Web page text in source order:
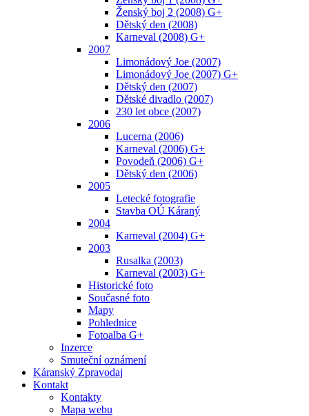
Ženský boj 2 (2008) G+
Dětský den (2008)
Karneval (2008) G+
2007
Limonádový Joe (2007)
Limonádový Joe (2007) G+
Dětský den (2007)
Dětské divadlo (2007)
230 let obce (2007)
2006
Lucerna (2006)
Karneval (2006) G+
Povodeň (2006) G+
Dětský den (2006)
2005
Letecké fotografie
Stavba OÚ Káraný
2004
Karneval (2004) G+
2003
Rusalka (2003)
Karneval (2003) G+
Historické foto
Současné foto
Mapy
Pohlednice
Fotoalba G+
Inzerce
Smuteční oznámení
Káranský Zpravodaj
Kontakt
Kontakty
Mapa webu